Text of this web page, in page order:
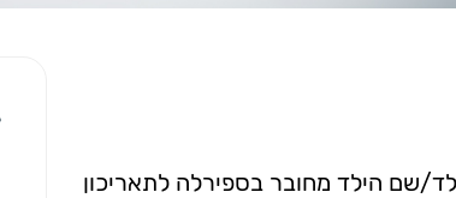
שם הילד מחובר בספירלה לתאריכון